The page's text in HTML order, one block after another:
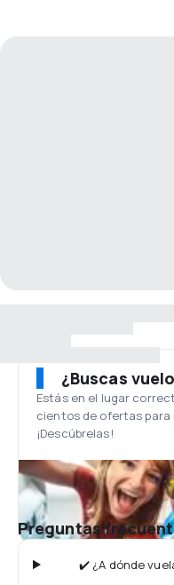
¿Buscas
Estás en el lugar
cientos de ofertas
¡Descúbrelas!
Preguntas
✔️ ¿A dónde